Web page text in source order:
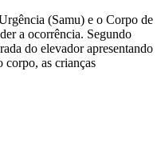
(Samu) e o Corpo de
a ocorrência. Segundo
do elevador apresentando
corpo, as crianças